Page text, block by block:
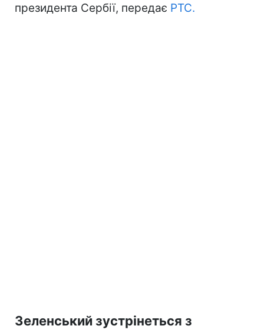
президента Сербії, передає РТС.
Зеленський зустрінеться з